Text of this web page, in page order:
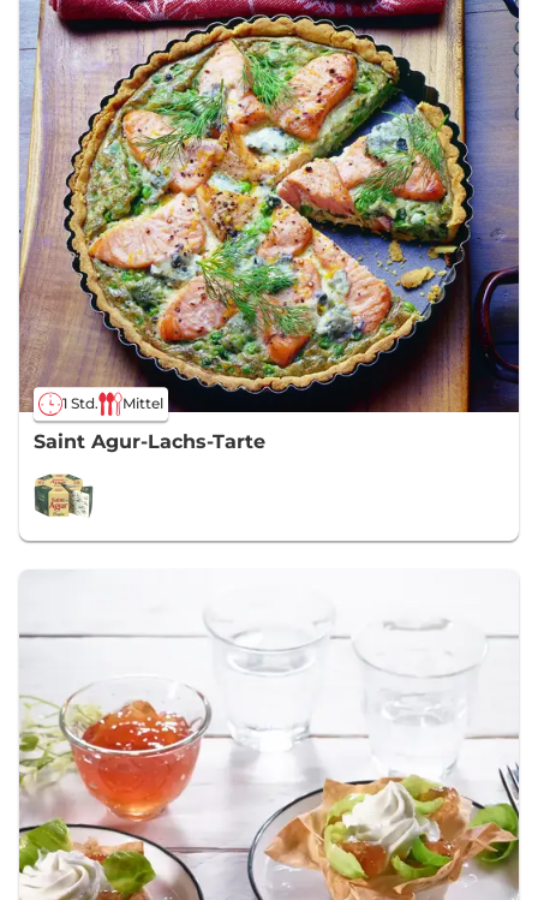
1 Std. Mittel
Saint Agur-Lachs-Tarte